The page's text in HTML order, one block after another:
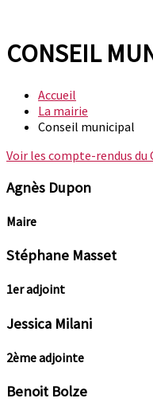
CONSEIL
Accueil
La mairie
Conseil municipal
Voir les compte-rendus du
Agnès Dupon
Maire
Stéphane Masset
1er adjoint
Jessica Milani
2ème adjointe
Benoit Bolze